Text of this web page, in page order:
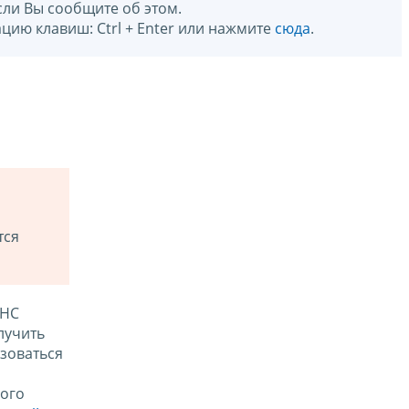
Вы сообщите об этом.
клавиш: Ctrl + Enter или нажмите сюда.